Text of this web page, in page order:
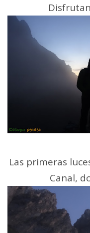
Las primeras
Canal,